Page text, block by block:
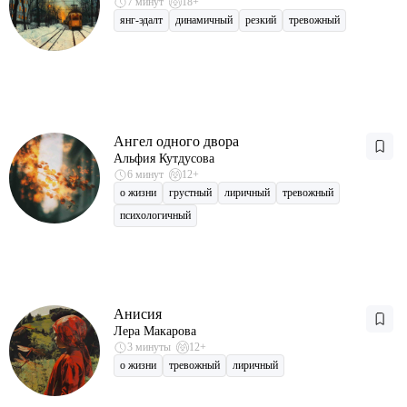
янг-эдалт
динамичный резкий тревожный
Ангел одного двора
Альфия Кутдусова
6 минут
12+
о жизни
грустный лиричный
тревожный
психологичный
Анисия
Лера Макарова
3 минуты
12+
о жизни
тревожный лиричный